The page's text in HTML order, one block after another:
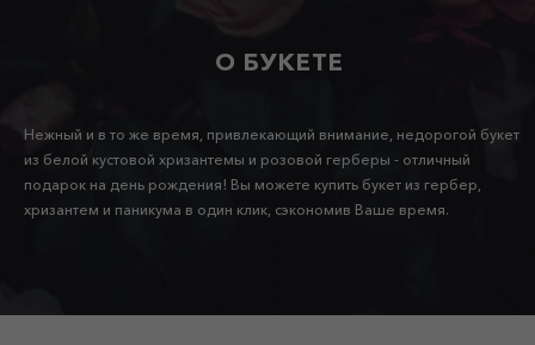
О БУКЕТЕ
Нежный и в то же время, привлекающий внимание, недорогой букет
из белой кустовой хризантемы и розовой герберы - отличный
подарок на день рождения! Вы можете купить букет из гербер,
хризантем и паникума в один клик, сэкономив Ваше время.